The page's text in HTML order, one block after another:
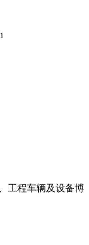
工程车辆及设备博